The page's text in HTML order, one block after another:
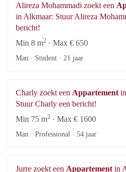
Alireza Mohammadi zoekt een
in Alkmaar: Stuur Alireza
bericht!
Min 8 m2 · Max € 650
Man · Student · 21 jaar
Charly zoekt een Appartement
Stuur Charly een bericht!
Min 75 m2 · Max € 1600
Man · Professional · 54 jaar
Jurre zoekt een Appartement in